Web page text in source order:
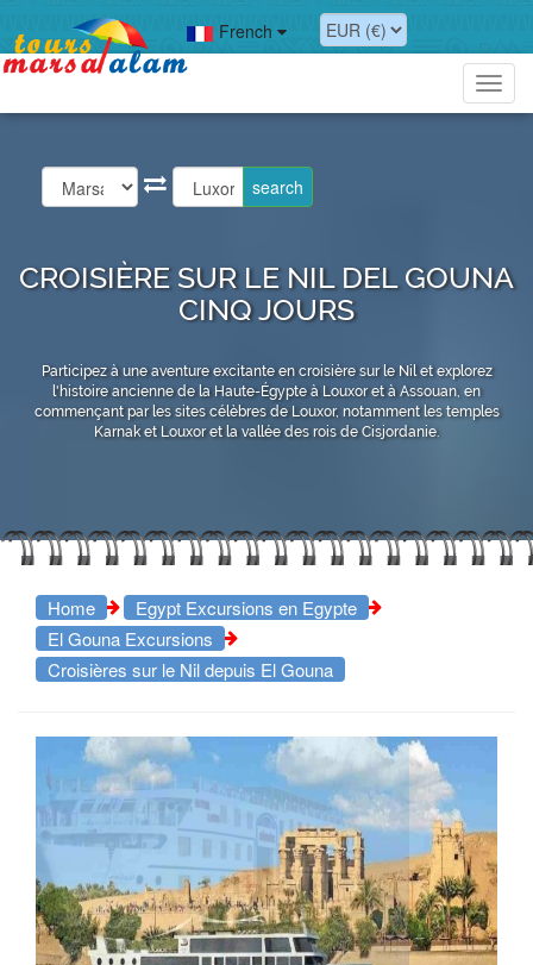
French
CROISIÈRE SUR LE NIL DEL GOUNA
CINQ JOURS
Participez à une aventure excitante en croisière sur le Nil et explorez
l'histoire ancienne de la Haute-Égypte à Louxor et à Assouan, en
commençant par les sites célèbres de Louxor, notamment les temples
Karnak et Louxor et la vallée des rois de Cisjordanie.
Home
Egypt Excursions en Egypte
El Gouna Excursions
Croisières sur le Nil depuis El Gouna